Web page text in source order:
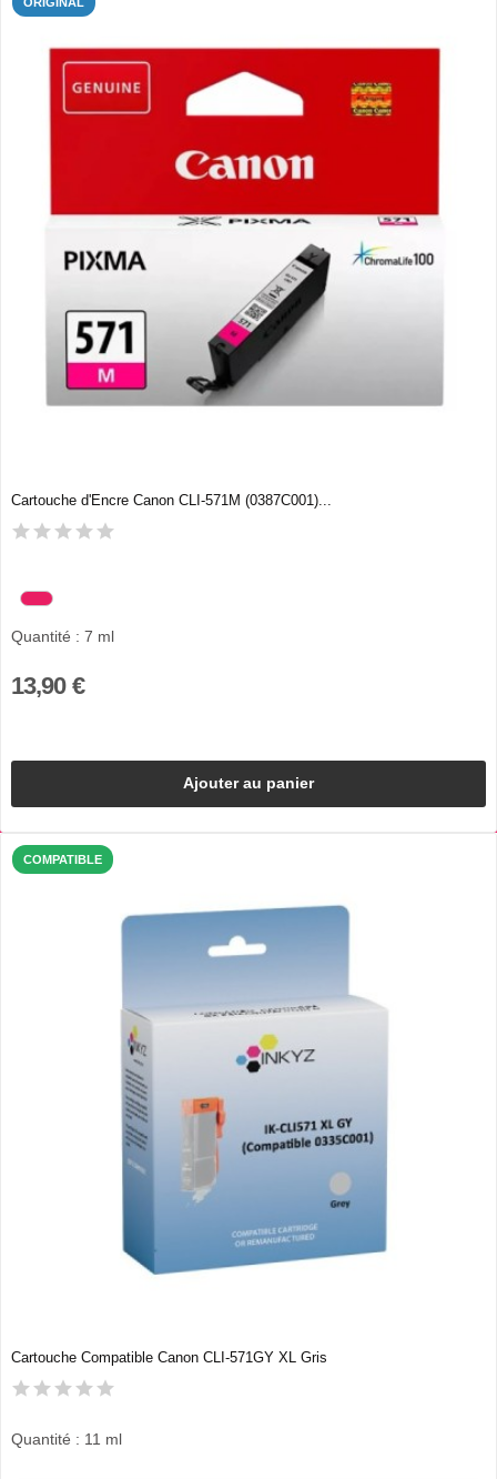
Cartouche d'Encre Canon CLI-571M (0387C001)...
Quantité : 7 ml
13,90 €
Ajouter au panier
COMPATIBLE
Cartouche Compatible Canon CLI-571GY XL Gris
Quantité : 11 ml